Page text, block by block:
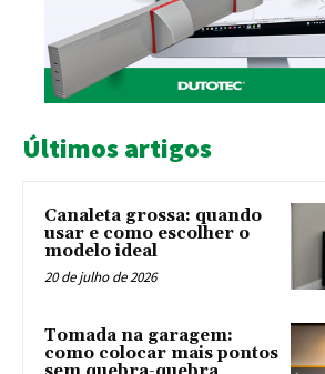
Últimos artigos
Canaleta grossa: quando
usar e como escolher o
modelo ideal
20 de julho de 2026
Tomada na garagem:
como colocar mais pontos